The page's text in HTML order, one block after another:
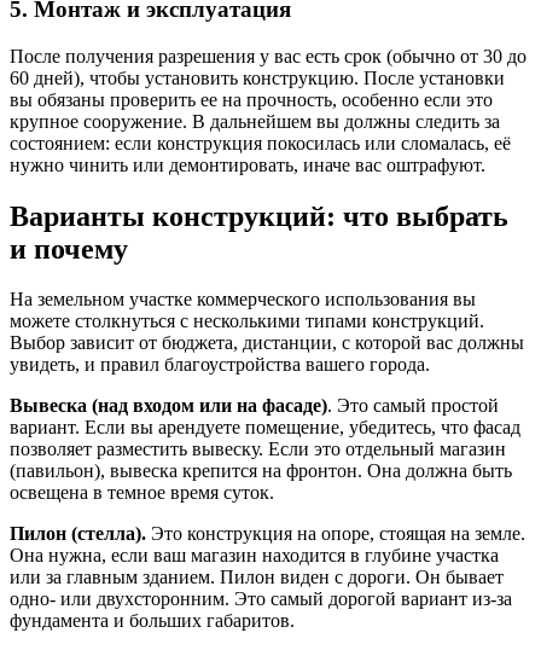
5. Монтаж и эксплуатация
После получения разрешения у вас есть срок (обычно от 30 до
60 дней), чтобы установить конструкцию. После установки
вы обязаны проверить ее на прочность, особенно если это
крупное сооружение. В дальнейшем вы должны следить за
состоянием: если конструкция покосилась или сломалась, её
нужно чинить или демонтировать, иначе вас оштрафуют.
Варианты конструкций: что выбрать
и почему
На земельном участке коммерческого использования вы
можете столкнуться с несколькими типами конструкций.
Выбор зависит от бюджета, дистанции, с которой вас должны
увидеть, и правил благоустройства вашего города.
Вывеска (над входом или на фасаде). Это самый простой
вариант. Если вы арендуете помещение, убедитесь, что фасад
позволяет разместить вывеску. Если это отдельный магазин
(павильон), вывеска крепится на фронтон. Она должна быть
освещена в темное время суток.
Пилон (стелла). Это конструкция на опоре, стоящая на земле.
Она нужна, если ваш магазин находится в глубине участка
или за главным зданием. Пилон виден с дороги. Он бывает
одно- или двухсторонним. Это самый дорогой вариант из-за
фундамента и больших габаритов.